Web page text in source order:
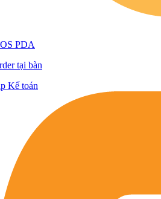
PDA
tại bàn
Kế toán